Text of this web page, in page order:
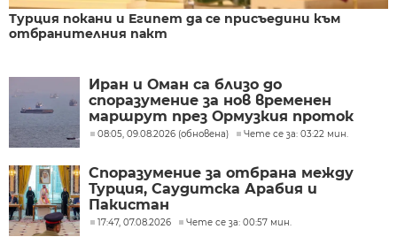
Турция покани и Египет да се присъедини към
отбранителния пакт
Иран и Оман са близо до
споразумение за нов временен
маршрут през Ормузкия проток
08:05, 09.08.2026 (обновена) Чете се за: 03:22 мин.
Споразумение за отбрана между
Турция, Саудитска Арабия и
Пакистан
17:47, 07.08.2026 Чете се за: 00:57 мин.